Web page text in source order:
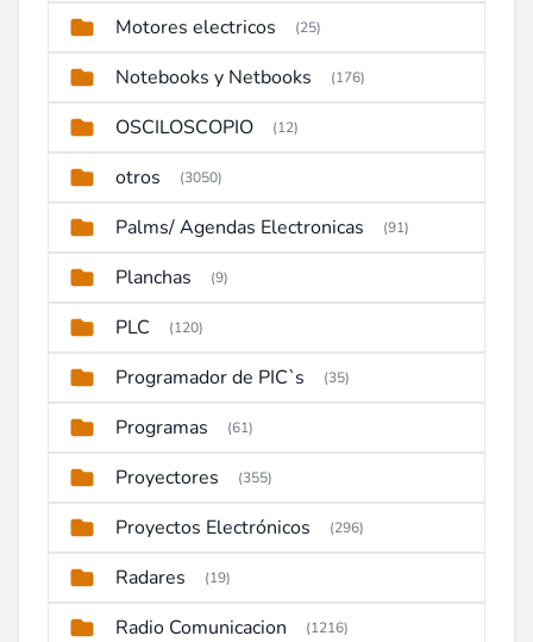
Motores electricos (25)
Notebooks y Netbooks (176)
OSCILOSCOPIO (12)
otros (3050)
Palms/ Agendas Electronicas (91)
Planchas (9)
PLC (120)
Programador de PIC`s (35)
Programas (61)
Proyectores (355)
Proyectos Electrónicos (296)
Radares (19)
Radio Comunicacion (1216)